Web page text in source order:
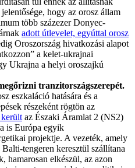
hogy az orosz állam
több százezer Donyec-
adott útlevelet, egyúttal orosz
Oroszország hivatkozási alapot
a kelet-ukrajnai
Ukrajna a helyi oroszajkú
tranzitországszerepét.
eszkaláció hatására és a
részeként rögtön az
az Északi Áramlat 2 (NS2)
is Európa egyik
projektje. A vezeték, amely
tengeren keresztül szállítana
hamarosan elkészül, az azon